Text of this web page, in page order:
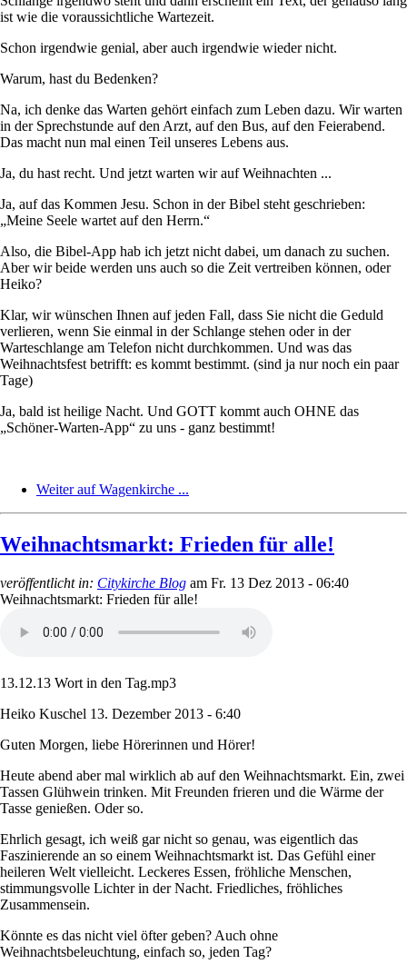
ist wie die voraussichtliche Wartezeit.
Schon irgendwie genial, aber auch irgendwie wieder nicht.
Warum, hast du Bedenken?
Na, ich denke das Warten gehört einfach zum Leben dazu. Wir warten
in der Sprechstunde auf den Arzt, auf den Bus, auf den Feierabend.
Das macht nun mal einen Teil unseres Lebens aus.
Ja, du hast recht. Und jetzt warten wir auf Weihnachten ...
Ja, auf das Kommen Jesu. Schon in der Bibel steht geschrieben:
„Meine Seele wartet auf den Herrn.“
Also, die Bibel-App hab ich jetzt nicht dabei, um danach zu suchen.
Aber wir beide werden uns auch so die Zeit vertreiben können, oder
Heiko?
Klar, wir wünschen Ihnen auf jeden Fall, dass Sie nicht die Geduld
verlieren, wenn Sie einmal in der Schlange stehen oder in der
Warteschlange am Telefon nicht durchkommen. Und was das
Weihnachtsfest betrifft: es kommt bestimmt. (sind ja nur noch ein paar
Tage)
Ja, bald ist heilige Nacht. Und GOTT kommt auch OHNE das
„Schöner-Warten-App“ zu uns - ganz bestimmt!
Weiter auf Wagenkirche ...
Weihnachtsmarkt: Frieden für alle!
veröffentlicht in: Citykirche Blog am Fr. 13 Dez 2013 - 06:40
Weihnachtsmarkt: Frieden für alle!
13.12.13 Wort in den Tag.mp3
Heiko Kuschel 13. Dezember 2013 - 6:40
Guten Morgen, liebe Hörerinnen und Hörer!
Heute abend aber mal wirklich ab auf den Weihnachtsmarkt. Ein, zwei
Tassen Glühwein trinken. Mit Freunden frieren und die Wärme der
Tasse genießen. Oder so.
Ehrlich gesagt, ich weiß gar nicht so genau, was eigentlich das
Faszinierende an so einem Weihnachtsmarkt ist. Das Gefühl einer
heileren Welt vielleicht. Leckeres Essen, fröhliche Menschen,
stimmungsvolle Lichter in der Nacht. Friedliches, fröhliches
Zusammensein.
Könnte es das nicht viel öfter geben? Auch ohne
Weihnachtsbeleuchtung, einfach so, jeden Tag?